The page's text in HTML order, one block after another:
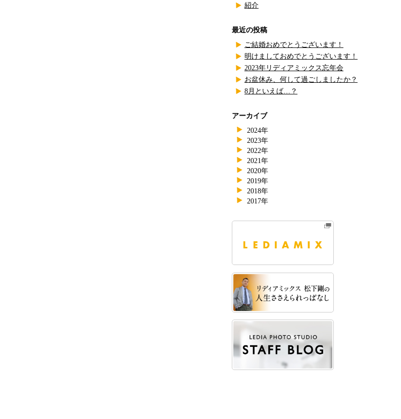
紹介
最近の投稿
ご結婚おめでとうございます！
明けましておめでとうございます！
2023年リディアミックス忘年会
お盆休み、何して過ごしましたか？
8月といえば…？
アーカイブ
2024年
2023年
2022年
2021年
2020年
2019年
2018年
2017年